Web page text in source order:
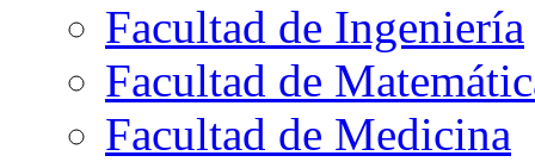
Facultad de Ingeniería
Facultad de
Facultad de Medicina